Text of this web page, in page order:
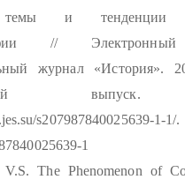
темы и тенденции
//
журнал «История».
1
V.S. The Phenomenon of